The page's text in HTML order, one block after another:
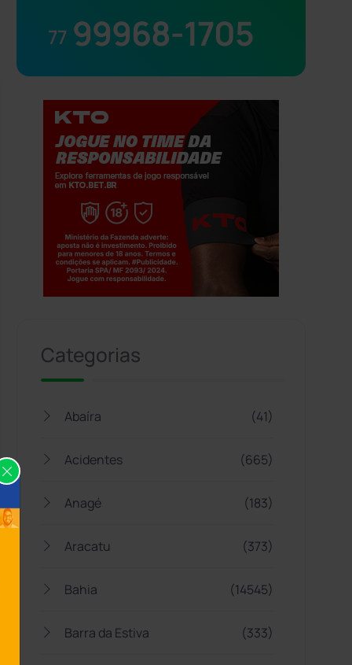
77 99968-1705
Categorias
Abaíra (41)
Acidentes (665)
Anagé (183)
Aracatu (373)
Bahia (14545)
Barra da Estiva (333)